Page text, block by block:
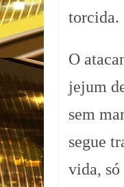
torcida.
O
jejum
sem
segue
vida, só